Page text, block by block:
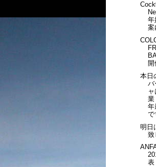
年
案
開
本日
バ
業
年
で
明日
致
表